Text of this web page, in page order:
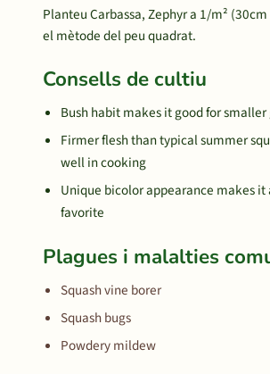
Planteu Carbassa, Zephyr a 1/m²
el mètode del peu quadrat.
Consells de cultiu
Bush habit makes it good for smaller
Firmer flesh than typical summer
well in cooking
Unique bicolor appearance makes
favorite
Plagues i malalties
Squash vine borer
Squash bugs
Powdery mildew